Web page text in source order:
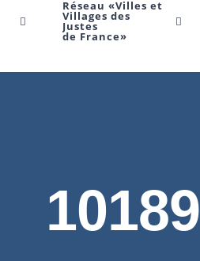
Réseau «Villes et
Villages des
Justes
de France»
10189